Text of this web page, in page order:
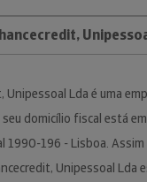
Unipessoal Lda é uma
seu domicílio fiscal está
1990-196 - Lisboa. Assim
Unipessoal Lda